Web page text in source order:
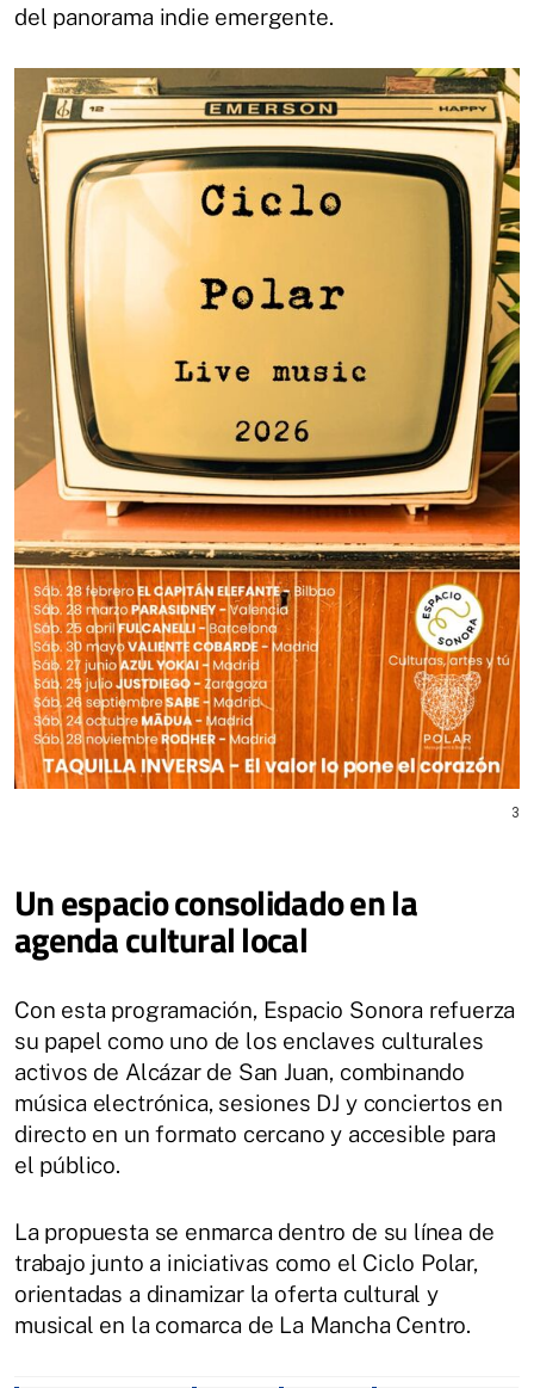
del panorama indie emergente.
3
Un espacio consolidado en la
agenda cultural local
Con esta programación, Espacio Sonora refuerza
su papel como uno de los enclaves culturales
activos de Alcázar de San Juan, combinando
música electrónica, sesiones DJ y conciertos en
directo en un formato cercano y accesible para
el público.
La propuesta se enmarca dentro de su línea de
trabajo junto a iniciativas como el Ciclo Polar,
orientadas a dinamizar la oferta cultural y
musical en la comarca de La Mancha Centro.